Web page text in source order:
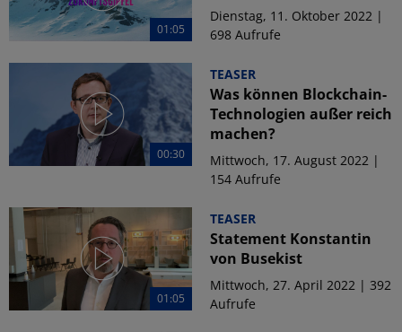
01:05
Dienstag, 11. Oktober 2022 |
698 Aufrufe
00:30
TEASER
Was können Blockchain-
Technologien außer reich
machen?
Mittwoch, 17. August 2022 |
154 Aufrufe
01:05
TEASER
Statement Konstantin
von Busekist
Mittwoch, 27. April 2022 | 392
Aufrufe